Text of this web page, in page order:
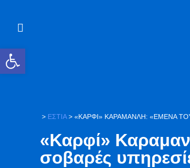
Ανοίξτε τη γραμμή
> ΕΣΤΙΑ> «ΚΑΡΦΊ» ΚΑΡΑΜΑΝΛΉ: «ΕΜΈΝΑ
«Καρφί»
σοβαρές